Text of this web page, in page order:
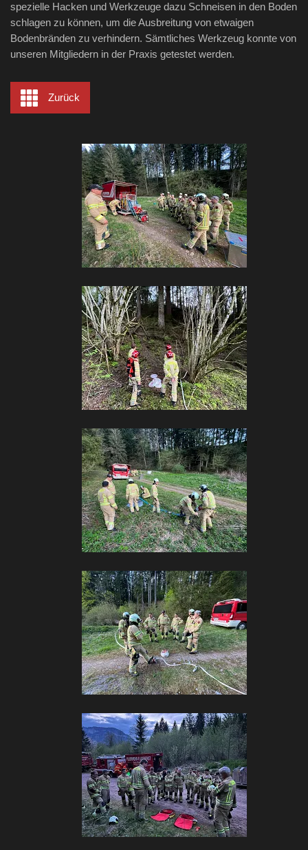
spezielle Hacken und Werkzeuge dazu Schneisen in den Boden
schlagen zu können, um die Ausbreitung von etwaigen
Bodenbränden zu verhindern. Sämtliches Werkzeug konnte von
unseren Mitgliedern in der Praxis getestet werden.
Zurück